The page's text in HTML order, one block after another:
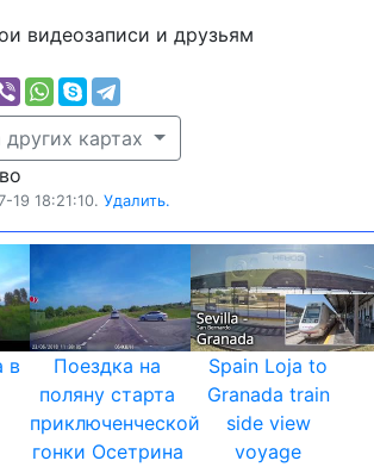
видеозаписи и друзьям
картах
19 18:21:10. Удалить.
в
Поездка на
поляну старта
приключенческой
гонки Осетрина
Spain Loja to
Granada train
side view
voyage